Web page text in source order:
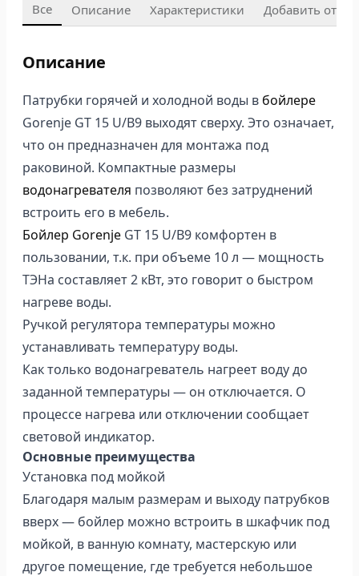
Все Описание Характеристики Добавить отзыв
Описание
Патрубки горячей и холодной воды в бойлере
Gorenje GT 15 U/B9 выходят сверху. Это означает,
что он предназначен для монтажа под
раковиной. Компактные размеры
водонагревателя позволяют без затруднений
встроить его в мебель.
Бойлер Gorenje GT 15 U/B9 комфортен в
пользовании, т.к. при объеме 10 л — мощность
ТЭНа составляет 2 кВт, это говорит о быстром
нагреве воды.
Ручкой регулятора температуры можно
устанавливать температуру воды.
Как только водонагреватель нагреет воду до
заданной температуры — он отключается. О
процессе нагрева или отключении сообщает
световой индикатор.
Основные преимущества
Установка под мойкой
Благодаря малым размерам и выходу патрубков
вверх — бойлер можно встроить в шкафчик под
мойкой, в ванную комнату, мастерскую или
другое помещение, где требуется небольшое